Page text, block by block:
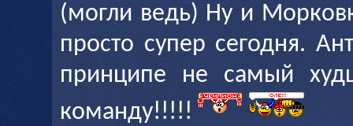
(могли ведь) Ну и
просто супер сегодня.
принципе не самый
команду!!!!!